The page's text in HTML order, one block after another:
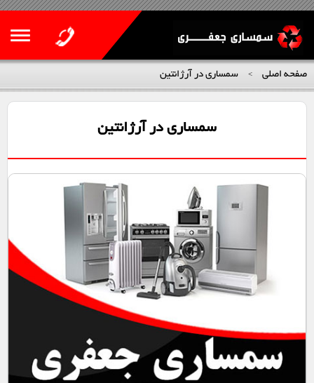
صفحه اصلی > سمساری در آرژانتین
سمساری در آرژانتین